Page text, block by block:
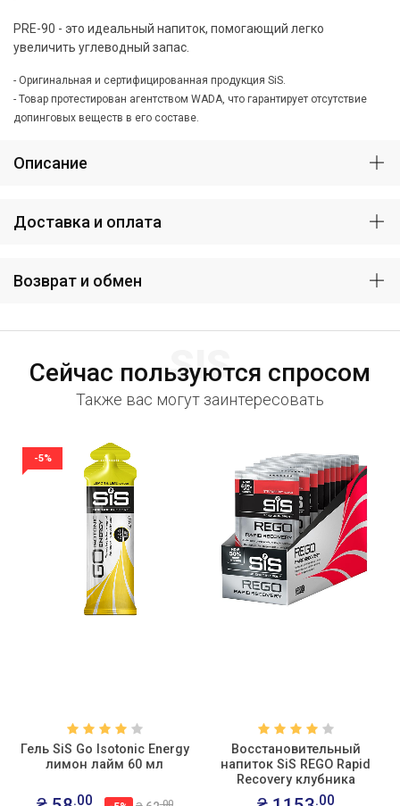
PRE-90 - это идеальный напиток, помогающий легко
увеличить углеводный запас.
- Оригинальная и сертифицированная продукция SiS.
- Товар протестирован агентством WADA, что гарантирует отсутствие
допинговых веществ в его составе.
Описание
Доставка и оплата
Возврат и обмен
Сейчас пользуются спросом
SIS
Также вас могут заинтересовать
-5%
Гель SiS Go Isotonic Energy
лимон лайм 60 мл
.00
Восстановительный
напиток SiS REGO Rapid
Recovery клубника
(упаковка 18шт)
.00